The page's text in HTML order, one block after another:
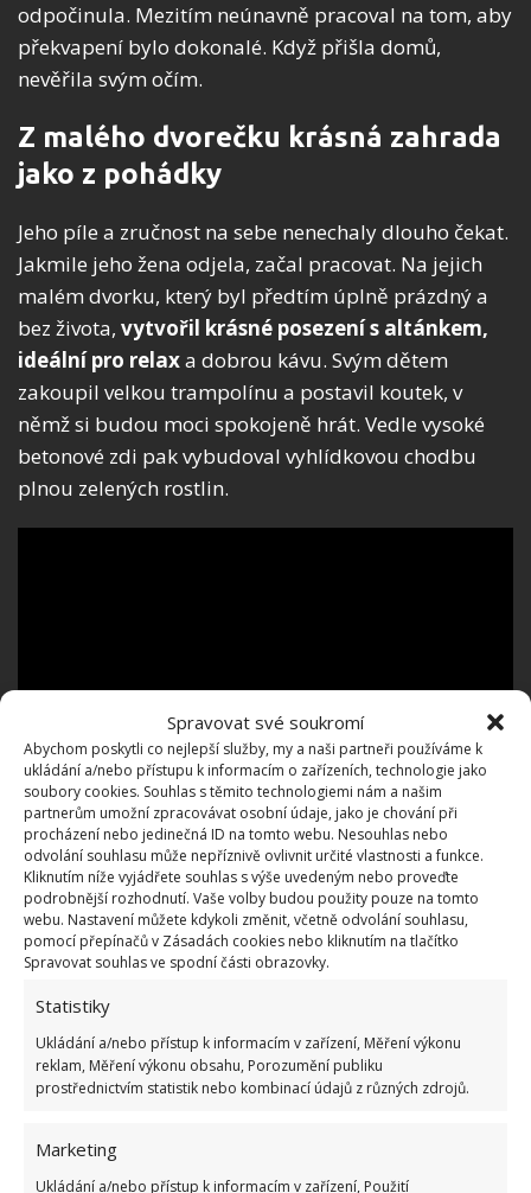
Spravovat své soukromí
Abychom poskytli co nejlepší služby, my a naši partneři používáme k
ukládání a/nebo přístupu k informacím o zařízeních, technologie jako
soubory cookies. Souhlas s těmito technologiemi nám a našim
partnerům umožní zpracovávat osobní údaje, jako je chování při
procházení nebo jedinečná ID na tomto webu. Nesouhlas nebo
odvolání souhlasu může nepříznivě ovlivnit určité vlastnosti a funkce.
Kliknutím níže vyjádřete souhlas s výše uvedeným nebo proveďte
podrobnější rozhodnutí. Vaše volby budou použity pouze na tomto
webu. Nastavení můžete kdykoli změnit, včetně odvolání souhlasu,
pomocí přepínačů v Zásadách cookies nebo kliknutím na tlačítko
Spravovat souhlas ve spodní části obrazovky.
Statistiky
Ukládání a/nebo přístup k informacím v zařízení, Měření výkonu
reklam, Měření výkonu obsahu, Porozumění publiku
prostřednictvím statistik nebo kombinací údajů z různých zdrojů.
Marketing
Ukládání a/nebo přístup k informacím v zařízení, Použití
odpočinula. Mezitím neúnavně pracoval na tom, aby
překvapení bylo dokonalé. Když přišla domů,
nevěřila svým očím.
Z malého dvorečku krásná zahrada
jako z pohádky
Jeho píle a zručnost na sebe nenechaly dlouho čekat.
Jakmile jeho žena odjela, začal pracovat. Na jejich
malém dvorku, který byl předtím úplně prázdný a
bez života, vytvořil krásné posezení s altánkem,
ideální pro relaxa dobrou kávu. Svým dětem
zakoupil velkou trampolínu a postavil koutek, v
němž si budou moci spokojeně hrát. Vedle vysoké
betonové zdi pak vybudoval vyhlídkovou chodbu
plnou zelených rostlin.
něco tvoří ze svého čistého srdce, s láskou a
vděčností. Navíc to muž bral jako menší poděkování
vnitřní boj